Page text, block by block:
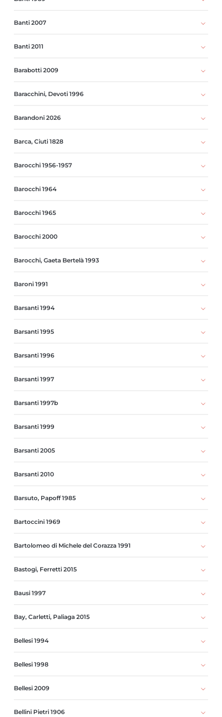
Banti 2007
Banti 2011
Barabotti 2009
Baracchini, Devoti 1996
Barandoni 2026
Barca, Ciuti 1828
Barocchi 1956-1957
Barocchi 1964
Barocchi 1965
Barocchi 2000
Barocchi, Gaeta Bertelà 1993
Baroni 1991
Barsanti 1994
Barsanti 1995
Barsanti 1996
Barsanti 1997
Barsanti 1997b
Barsanti 1999
Barsanti 2005
Barsanti 2010
Barsuto, Papoff 1985
Bartoccini 1969
Bartolomeo di Michele del Corazza 1991
Bastogi, Ferretti 2015
Bausi 1997
Bay, Carletti, Paliaga 2015
Bellesi 1994
Bellesi 1998
Bellesi 2009
Bellini Pietri 1906